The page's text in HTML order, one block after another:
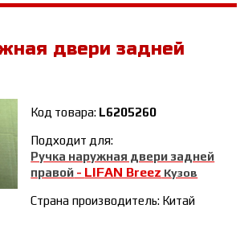
двери задней
Код товара: L6205260
Подходит для:
Ручка наружная двери задней
правой - LIFAN Breez Кузов
Страна производитель: Китай